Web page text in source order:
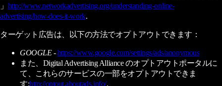
」 http://www.networkadvertising.org/understanding-online-
advertising/how-does-it-work.
ターゲット広告は、以下の方法でオプトアウトできます：
GOOGLE - https://www.google.com/settings/ads/anonymous
また、Digital Advertising Alliance のオプトアウトポータルに
て、これらのサービスの一部をオプトアウトできま
す:http://optout.aboutads.info/.